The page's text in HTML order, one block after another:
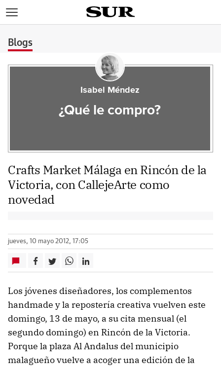
Blogs
Isabel Méndez
¿Qué le compro?
Crafts Market Málaga en Rincón de la
Victoria, con CallejeArte como
novedad
jueves, 10 mayo 2012, 17:05
Los jóvenes diseñadores, los complementos
handmade y la repostería creativa vuelven este
domingo, 13 de mayo, a su cita mensual (el
segundo domingo) en Rincón de la Victoria.
Porque la plaza Al Andalus del municipio
malagueño vuelve a acoger una edición de la